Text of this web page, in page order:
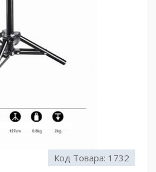
Код Товара: 1732